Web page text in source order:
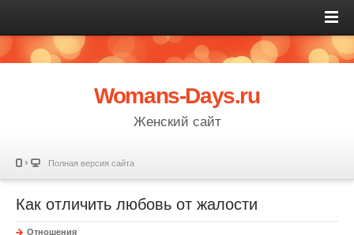
Womans-Days.ru
Женский сайт
Полная версия сайта
Как отличить любовь от жалости
Отношения